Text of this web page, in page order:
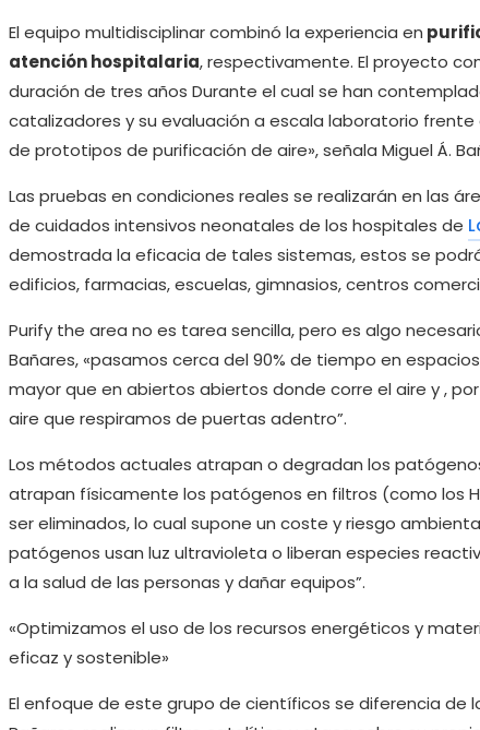
El equipo multidisciplinar combinó la experiencia en
atención hospitalaria, respectivamente. El proyecto
duración de tres años Durante el cual se han
catalizadores y su evaluación a escala laboratorio
de prototipos de purificación de aire», señala Miguel Á.
Las pruebas en condiciones reales se realizarán en las
de cuidados intensivos neonatales de los hospitales de
demostrada la eficacia de tales sistemas, estos se
edificios, farmacias, escuelas, gimnasios, centros
Purify the area no es tarea sencilla, pero es algo
Bañares, «pasamos cerca del 90% de tiempo en
mayor que en abiertos abiertos donde corre el aire y ,
aire que respiramos de puertas adentro”.
Los métodos actuales atrapan o degradan los
atrapan físicamente los patógenos en filtros (como los
ser eliminados, lo cual supone un coste y riesgo
patógenos usan luz ultravioleta o liberan especies
a la salud de las personas y dañar equipos”.
«Optimizamos el uso de los recursos energéticos y
eficaz y sostenible»
El enfoque de este grupo de científicos se diferencia de